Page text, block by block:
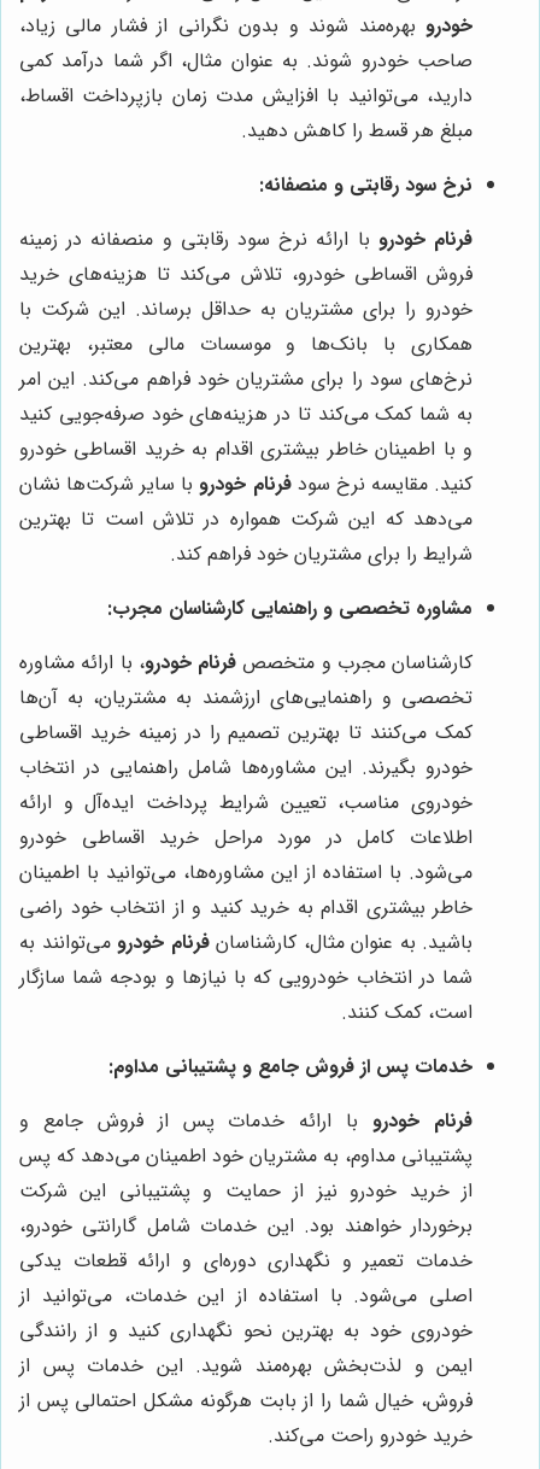
خودرو بهره‌مند شوند و بدون نگرانی از فشار مالی زیاد،
صاحب خودرو شوند. به عنوان مثال، اگر شما درآمد کمی
دارید، می‌توانید با افزایش مدت زمان بازپرداخت اقساط،
مبلغ هر قسط را کاهش دهید.
نرخ سود رقابتی و منصفانه:
فرنام خودرو با ارائه نرخ سود رقابتی و منصفانه در زمینه
فروش اقساطی خودرو، تلاش می‌کند تا هزینه‌های خرید
خودرو را برای مشتریان به حداقل برساند. این شرکت با
همکاری با بانک‌ها و موسسات مالی معتبر، بهترین
نرخ‌های سود را برای مشتریان خود فراهم می‌کند. این امر
به شما کمک می‌کند تا در هزینه‌های خود صرفه‌جویی کنید
و با اطمینان خاطر بیشتری اقدام به خرید اقساطی خودرو
کنید. مقایسه نرخ سودفرنام خودروبا سایر شرکت‌ها نشان
می‌دهد که این شرکت همواره در تلاش است تا بهترین
شرایط را برای مشتریان خود فراهم کند.
مشاوره تخصصی و راهنمایی کارشناسان مجرب:
کارشناسان مجرب و متخصص فرنام خودرو، با ارائه مشاوره
تخصصی و راهنمایی‌های ارزشمند به مشتریان، به آن‌ها
کمک می‌کنند تا بهترین تصمیم را در زمینه خرید اقساطی
خودرو بگیرند. این مشاوره‌ها شامل راهنمایی در انتخاب
خودروی مناسب، تعیین شرایط پرداخت ایده‌آل و ارائه
اطلاعات کامل در مورد مراحل خرید اقساطی خودرو
می‌شود. با استفاده از این مشاوره‌ها، می‌توانید با اطمینان
خاطر بیشتری اقدام به خرید کنید و از انتخاب خود راضی
باشید. به عنوان مثال، کارشناسانفرنام خودرو می‌توانند به
شما در انتخاب خودرویی که با نیازها و بودجه شما سازگار
است، کمک کنند.
خدمات پس از فروش جامع و پشتیبانی مداوم:
فرنام خودروبا ارائه خدمات پس از فروش جامع و
پشتیبانی مداوم، به مشتریان خود اطمینان می‌دهد که پس
از خرید خودرو نیز از حمایت و پشتیبانی این شرکت
برخوردار خواهند بود. این خدمات شامل گارانتی خودرو،
خدمات تعمیر و نگهداری دوره‌ای و ارائه قطعات یدکی
اصلی می‌شود. با استفاده از این خدمات، می‌توانید از
خودروی خود به بهترین نحو نگهداری کنید و از رانندگی
ایمن و لذت‌بخش بهره‌مند شوید. این خدمات پس از
فروش، خیال شما را از بابت هرگونه مشکل احتمالی پس از
خرید خودرو راحت می‌کند.